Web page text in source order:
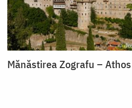
Mănăstirea Zografu – Athos